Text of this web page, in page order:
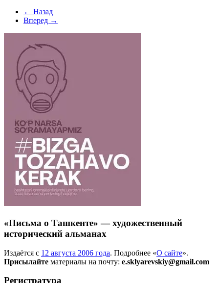
← Назад
Вперед →
«Письма о Ташкенте» — художественный
исторический альманах
Издаётся с 12 августа 2006 года. Подробнее «О сайте».
Присылайте материалы на почту: e.sklyarevskiy@gmail.com
Регистратура